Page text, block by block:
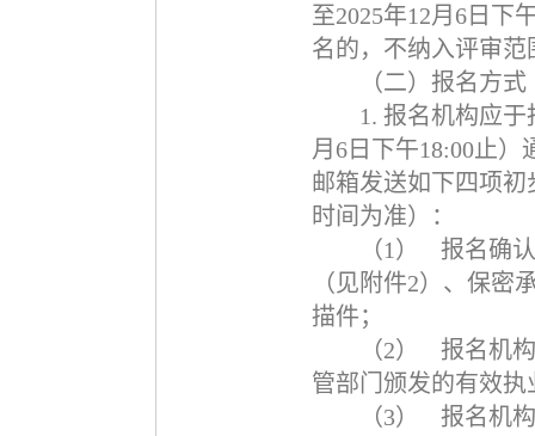
至2025年12月 6 日下
名的，不纳入评审范
（二）报名方式
1. 报名机构应于
月 6 日下午18:00止）
邮箱发送如下四项
时间为准）：
（1）
报名确
（见附件2）、保密
描件；
（2）
报名机
管部门颁发的有效
（3）
报名机